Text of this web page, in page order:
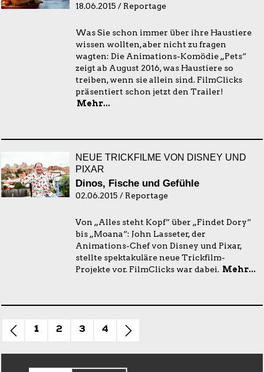
18.06.2015 / Reportage
Was Sie schon immer über ihre Haustiere
wissen wollten, aber nicht zu fragen
wagten: Die Animations-Komödie „Pets“
zeigt ab August 2016, was Haustiere so
treiben, wenn sie allein sind. FilmClicks
präsentiert schon jetzt den Trailer!
Mehr...
NEUE TRICKFILME VON DISNEY UND
PIXAR
Dinos, Fische und Gefühle
02.06.2015 / Reportage
Von „Alles steht Kopf“ über „Findet Dory“
bis „Moana“: John Lasseter, der
Animations-Chef von Disney und Pixar,
stellte spektakuläre neue Trickfilm-
Projekte vor. FilmClicks war dabei. Mehr...
1 2 3 4